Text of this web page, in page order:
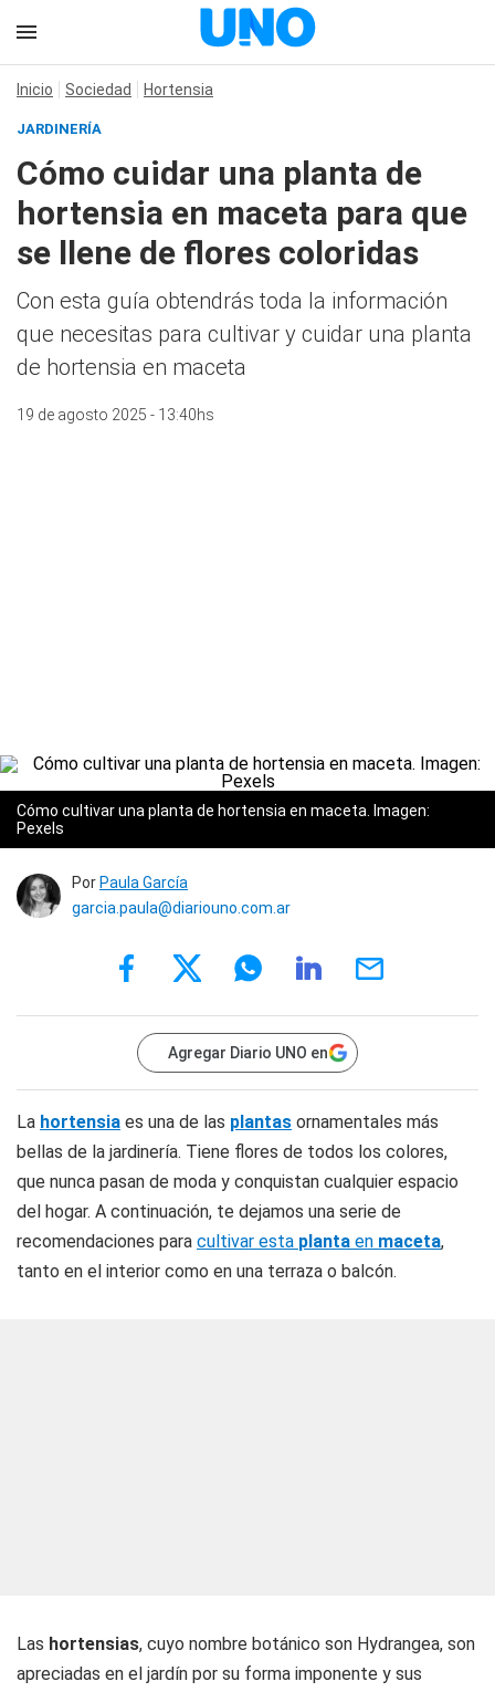
Inicio Sociedad Hortensia
JARDINERÍA
Cómo cuidar una planta de
hortensia en maceta para que
se llene de flores coloridas
Con esta guía obtendrás toda la información
que necesitas para cultivar y cuidar una planta
de hortensia en maceta
19 de agosto 2025 - 13:40hs
Cómo cultivar una planta de hortensia en maceta. Imagen:
Pexels
Por Paula García
garcia.paula@diariouno.com.ar
Agregar Diario UNO en
La hortensia es una de las plantas ornamentales más
bellas de la jardinería. Tiene flores de todos los colores,
que nunca pasan de moda y conquistan cualquier espacio
del hogar. A continuación, te dejamos una serie de
recomendaciones para cultivar esta planta en maceta,
tanto en el interior como en una terraza o balcón.
Las hortensias, cuyo nombre botánico son Hydrangea, son
apreciadas en el jardín por su forma imponente y sus